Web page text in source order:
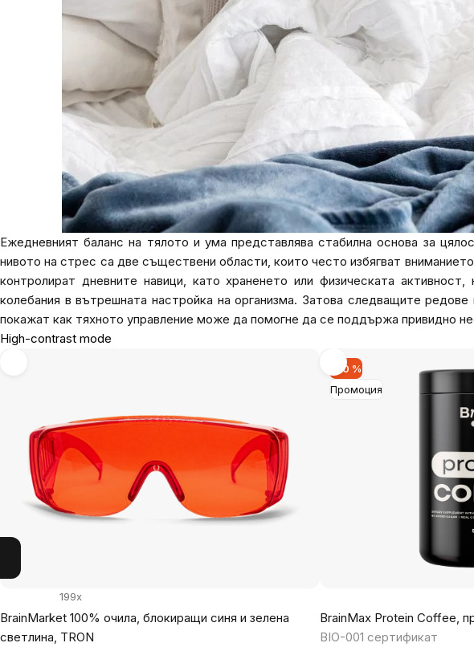
Ежедневният баланс на тялото и ума представлява стабилна основа за
нивото на стрес са две съществени области, които често избягват
контролират дневните навици, като храненето или физическата
колебания в вътрешната настройка на организма. Затова следващите
покажат как тяхното управление може да помогне да се поддържа привидно
High-contrast mode
BrainMarket 100% очила, блокиращи синя и зелена
светлина, TRON
199x
Промоция
-30 %
BrainMax Protein Coffee,
BIO-001 сертификат